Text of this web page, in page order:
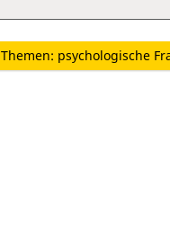
Themen: psychologische